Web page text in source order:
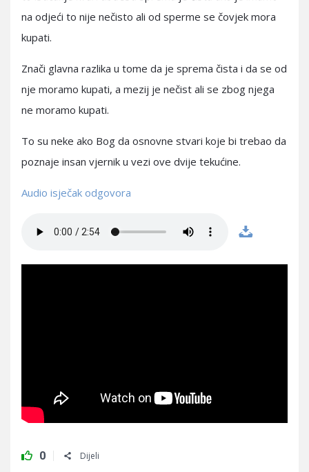
na odjeći to nije nečisto ali od sperme se čovjek mora
kupati.
Znači glavna razlika u tome da je sprema čista i da se od
nje moramo kupati, a mezij je nečist ali se zbog njega
ne moramo kupati.
To su neke ako Bog da osnovne stvari koje bi trebao da
poznaje insan vjernik u vezi ove dvije tekućine.
Audio isječak odgovora
0 Dijeli